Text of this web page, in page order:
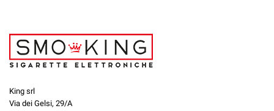
King srl
Via dei Gelsi, 29/A